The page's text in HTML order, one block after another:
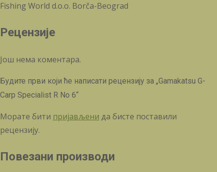
Fishing World d.o.o. Borča-Beograd
Рецензије
Још нема коментара.
Будите први који ће написати рецензију за „Gamakatsu G-
Carp Specialist R No 6“
Морате бити пријављени да бисте поставили
рецензију.
Повезани производи